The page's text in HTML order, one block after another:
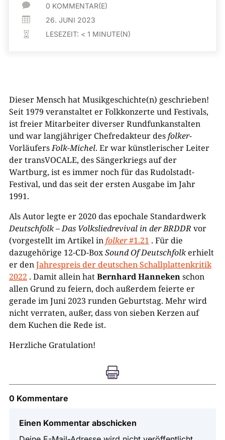
 0 KOMMENTAR(E)
 26. JUNI 2023
 LESEZEIT: < 1 MINUTE(N)
Dieser Mensch hat Musikgeschichte(n) geschrieben!
Seit 1979 veranstaltet er Folkkonzerte und Festivals,
ist freier Mitarbeiter diverser Rundfunkanstalten
und war langjähriger Chefredakteur desfolker-
VorläufersFolk-Michel. Er war künstlerischer Leiter
der transVOCALE, des Sängerkriegs auf der
Wartburg, ist es immer noch für das Rudolstadt-
Festival, und das seit der ersten Ausgabe im Jahr
1991.
Als Autor legte er 2020 das epochale Standardwerk
Deutschfolk – Das Volksliedrevival in der BRDDR vor
(vorgestellt im Artikel infolker#1.21 . Für die
dazugehörige 12-CD-BoxSound Of Deutschfolkerhielt
er denJahrespreis der deutschen Schallplattenkritik
2022 . Damit allein hatBernhard Hannekenschon
allen Grund zu feiern, doch außerdem feierte er
gerade im Juni 2023 runden Geburtstag. Mehr wird
nicht verraten, außer, dass von sieben Kerzen auf
dem Kuchen die Rede ist.
Herzliche Gratulation!

0 Kommentare
Einen Kommentar abschicken